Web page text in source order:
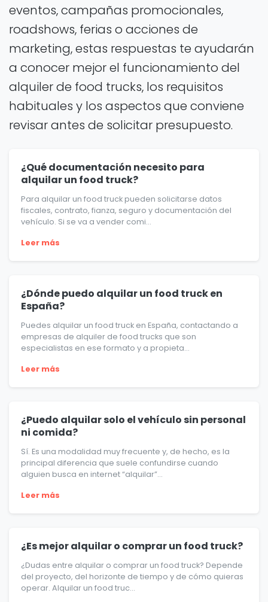
eventos, campañas promocionales,
roadshows, ferias o acciones de
marketing, estas respuestas te ayudarán
a conocer mejor el funcionamiento del
alquiler de food trucks, los requisitos
habituales y los aspectos que conviene
revisar antes de solicitar presupuesto.
¿Qué documentación necesito para
alquilar un food truck?
Para alquilar un food truck pueden solicitarse datos
fiscales, contrato, fianza, seguro y documentación del
vehículo. Si se va a vender comi...
Leer más
¿Dónde puedo alquilar un food truck en
España?
Puedes alquilar un food truck en España, contactando a
empresas de alquiler de food trucks que son
especialistas en ese formato y a propieta...
Leer más
¿Puedo alquilar solo el vehículo sin personal
ni comida?
Sí. Es una modalidad muy frecuente y, de hecho, es la
principal diferencia que suele confundirse cuando
alguien busca en internet “alquilar”...
Leer más
¿Es mejor alquilar o comprar un food truck?
¿Dudas entre alquilar o comprar un food truck? Depende
del proyecto, del horizonte de tiempo y de cómo quieras
operar. Alquilar un food truc...